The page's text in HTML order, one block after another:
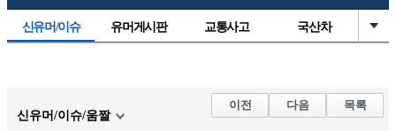
신유머/이슈 유머게시판 교통사고 국산차
자유사진 군사/무기
트럭/버스 항공/해운/철도
신유머/이슈/움짤
이전 다음 목록